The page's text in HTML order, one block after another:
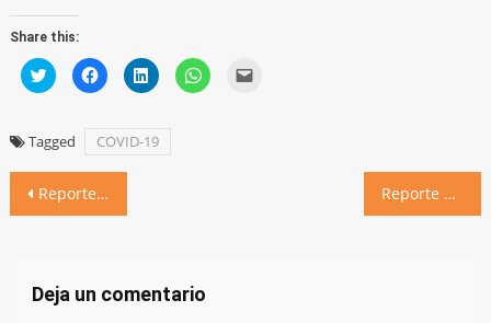
Share this:
Click
to
share
(Opens
in
window)
Click
to
share
(Opens
in
window)
Click
to
share
(Opens
in
Click
to
Tagged COVID-19
Navegación
entradas
Reporte de la situación sanitaria al 12 de noviembre de 2020 Reporte de la situación sanitaria al 14 de noviembre de 2020
Deja un comentario